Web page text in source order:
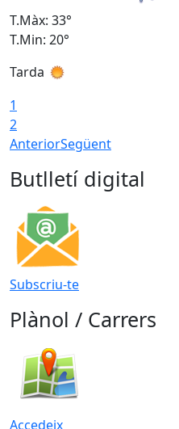
T.Màx: 33°
T.Min: 20°
Tarda
1
2
AnteriorSegüent
Butlletí digital
Subscriu-te
Plànol / Carrers
Accedeix